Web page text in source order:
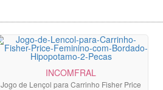
INCOMFRAL
Jogo de Lençol para Carrinho Fisher Price